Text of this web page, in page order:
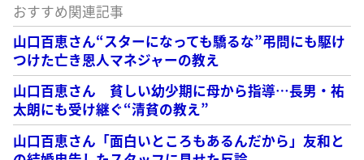
おすすめ関連記事
山口百恵さん“スターになっても驕るな”弔問にも駆け
つけた亡き恩人マネジャーの教え
山口百恵さん 貧しい幼少期に母から指導…長男・祐
太朗にも受け継ぐ“清貧の教え”
山口百恵さん「面白いところもあるんだから」友和と